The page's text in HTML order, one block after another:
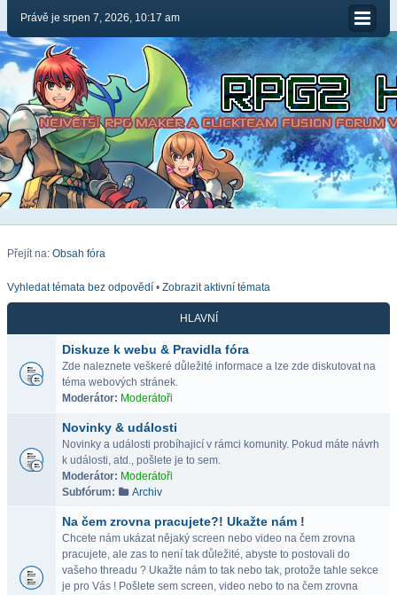
Právě je srpen 7, 2026, 10:17 am
Přejít na: Obsah fóra
Vyhledat témata bez odpovědí • Zobrazit aktivní témata
HLAVNÍ
Diskuze k webu & Pravidla fóra
Zde naleznete veškeré důležité informace a lze zde diskutovat na
téma webových stránek.
Moderátor: Moderátoři
Novinky & události
Novinky a události probíhajicí v rámci komunity. Pokud máte návrh
k události, atd., pošlete je to sem.
Moderátor: Moderátoři
Subfórum:
Archiv
Na čem zrovna pracujete?! Ukažte nám !
Chcete nám ukázat nějaký screen nebo video na čem zrovna
pracujete, ale zas to není tak důležité, abyste to postovali do
vašeho threadu ? Ukažte nám to tak nebo tak, protože tahle sekce
je pro Vás ! Pošlete sem screen, video nebo to na čem zrovna